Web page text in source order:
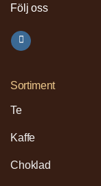
Följ oss
Sortiment
Te
Kaffe
Choklad